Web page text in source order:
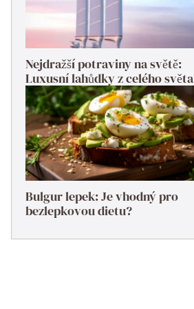
Nejdražší potraviny na světě:
Luxusní lahůdky z celého světa
Bulgur lepek: Je vhodný pro
bezlepkovou dietu?